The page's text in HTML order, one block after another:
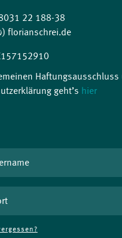
22 188-38
florianschrei.de
Haftungsausschluss
geht’s hier